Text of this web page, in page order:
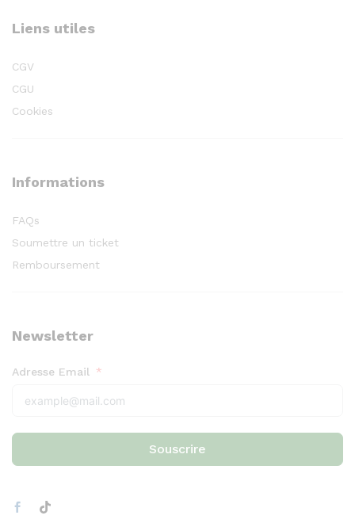
Liens utiles
CGV
CGU
Cookies
Informations
FAQs
Soumettre un ticket
Remboursement
Newsletter
Adresse Email
Souscrire